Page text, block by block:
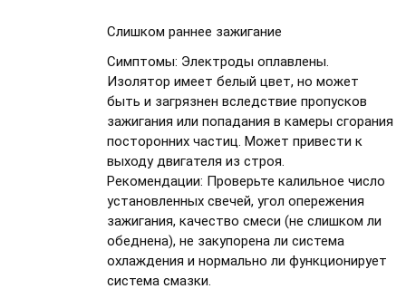
Слишком раннее зажигание
Симптомы: Электроды оплавлены.
Изолятор имеет белый цвет, но может
быть и загрязнен вследствие пропусков
зажигания или попадания в камеры сгорания
посторонних частиц. Может привести к
выходу двигателя из строя.
Рекомендации: Проверьте калильное число
установленных свечей, угол опережения
зажигания, качество смеси (не слишком ли
обеднена), не закупорена ли система
охлаждения и нормально ли функционирует
система смазки.